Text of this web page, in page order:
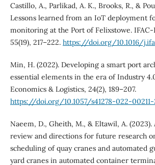
Castillo, A., Parlikad, A. K., Brooks, R., &
Lessons learned from an IoT deployment
monitoring at the Port of Felixstowe. IFAC-
55(19), 217–222. https://doi.org/10.1016/
Min, H. (2022). Developing a smart port
essential elements in the era of Industry
Economics & Logistics, 24(2), 189–207.
https://doi.org/10.1057/s41278-022-00211-
Naeem, D., Gheith, M., & Eltawil, A. (2023).
review and directions for future research
scheduling of quay cranes and automated
yard cranes in automated container